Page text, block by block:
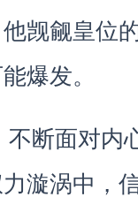
觊觎皇位
爆发。
断面对内
漩涡中，